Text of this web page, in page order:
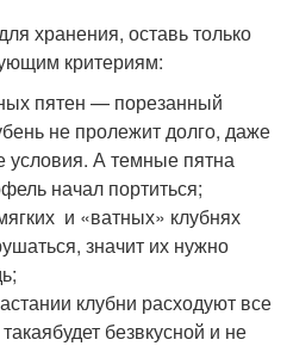
хранения, оставь только
критериям:
пятен — порезанный
не пролежит долго, даже
условия. А темные пятна
начал портиться;
и «ватных» клубнях
значит их нужно
клубни расходуют все
безвкусной и не